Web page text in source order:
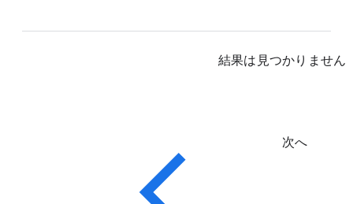
結果は見つかりません
次へ